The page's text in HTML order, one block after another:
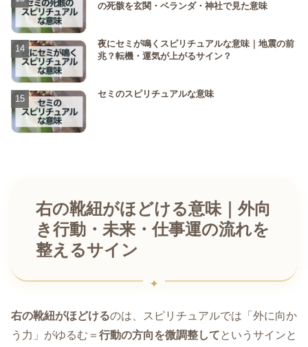
の死骸を玄関・ベランダ・神社で見た意味
夜にセミが鳴くスピリチュアルな意味｜地震の前
兆？転機・運気が上がるサイン？
セミのスピリチュアルな意味
右の靴紐がほどける意味｜外向
き行動・未来・仕事運の流れを
整えるサイン
右の靴紐がほどけるのは、スピリチュアルでは「外に向か
う力」がゆるむ＝ 行動の方向を微調整してというサインと